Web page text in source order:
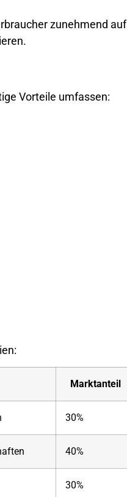
zunehmend auf
Vorteile umfassen:
Marktanteil
30%
40%
30%